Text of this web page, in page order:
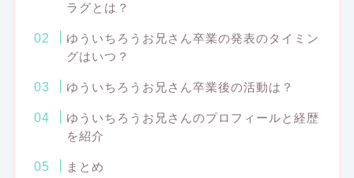
ラグとは？
ゆういちろうお兄さん卒業の発表のタイミン
グはいつ？
ゆういちろうお兄さん卒業後の活動は？
ゆういちろうお兄さんのプロフィールと経歴
を紹介
まとめ